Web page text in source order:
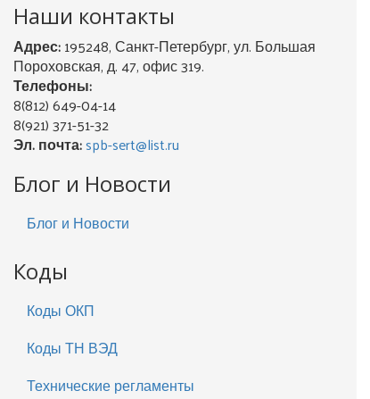
Наши контакты
Адрес:195248, Санкт-Петербург, ул. Большая
Пороховская, д. 47, офис 319.
Телефоны:
8(812) 649-04-14
8(921) 371-51-32
Эл. почта:spb-sert@list.ru
Блог и Новости
Блог и Новости
Коды
Коды ОКП
Коды ТН ВЭД
Технические регламенты